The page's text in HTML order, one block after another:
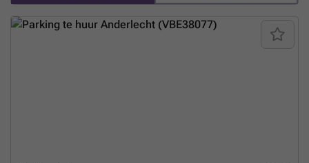
20-anderlecht-2608?
utm_source=ubiflow&utm_medium=referral&utm_campaign=parking
_listing&utm_content=be
Meer weten?